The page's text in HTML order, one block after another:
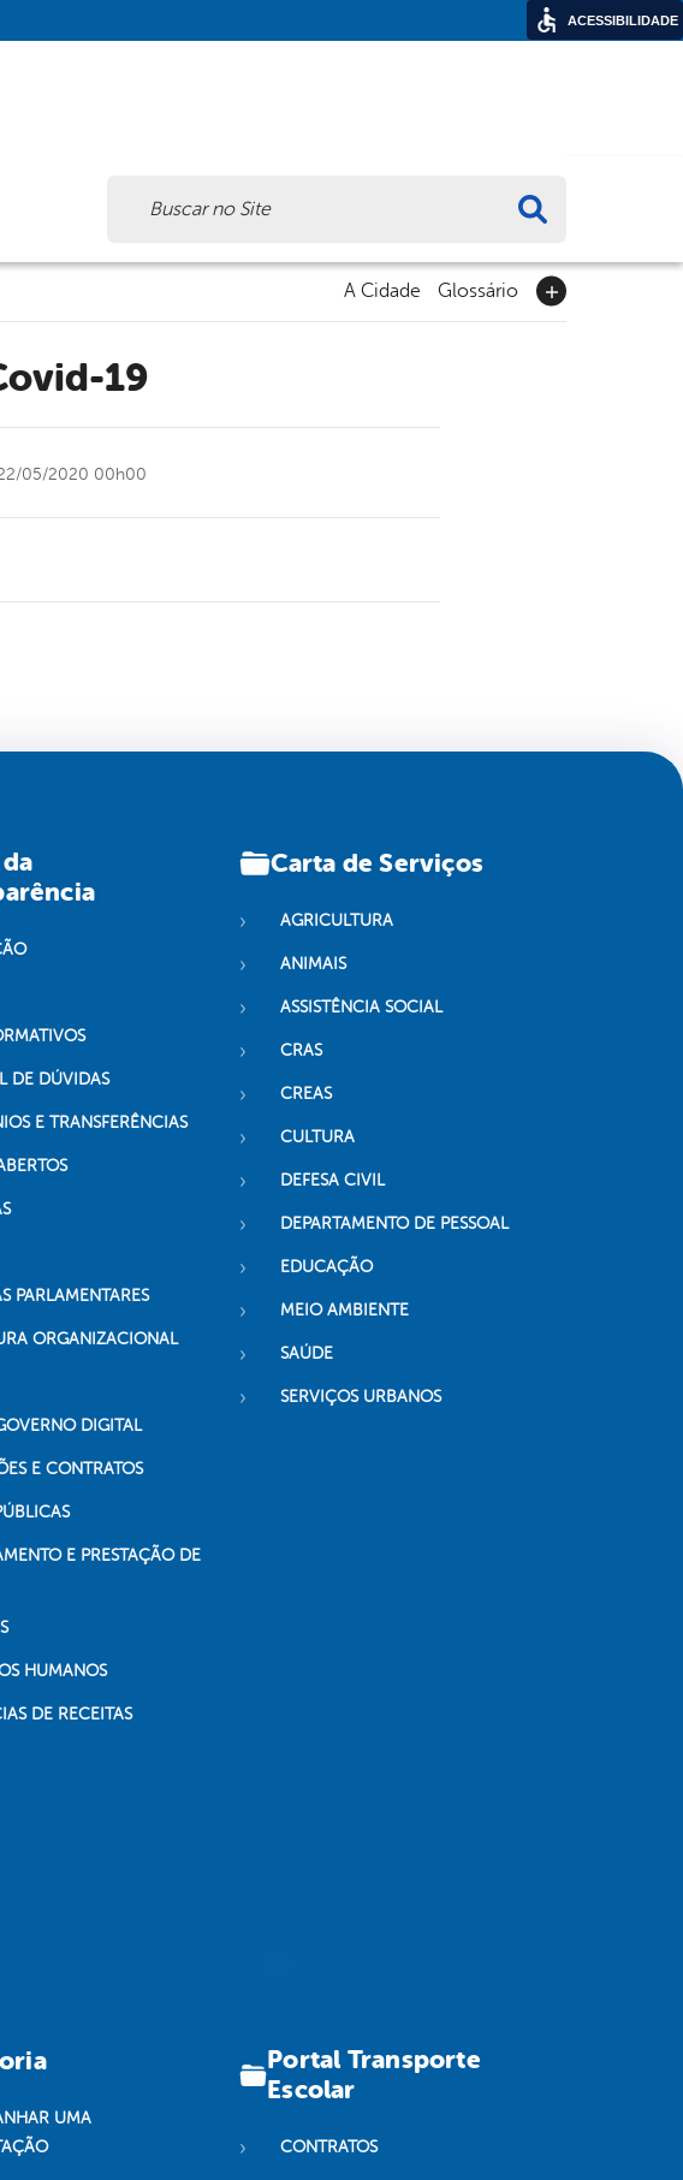
A Cidade Glossário
19
05/2020 00h00
DE DÚVIDAS
E TRANSFERÊNCIAS
PARLAMENTARES
ORGANIZACIONAL
DIGITAL
E CONTRATOS
E PRESTAÇÃO DE
HUMANOS
DE RECEITAS
Carta de Serviços
AGRICULTURA
ANIMAIS
ASSISTÊNCIA SOCIAL
CRAS
CREAS
CULTURA
DEFESA CIVIL
DEPARTAMENTO DE PESSOAL
EDUCAÇÃO
MEIO AMBIENTE
SAÚDE
SERVIÇOS URBANOS
UMA
Portal Transporte
Escolar
CONTRATOS
ACESSIBILIDADE